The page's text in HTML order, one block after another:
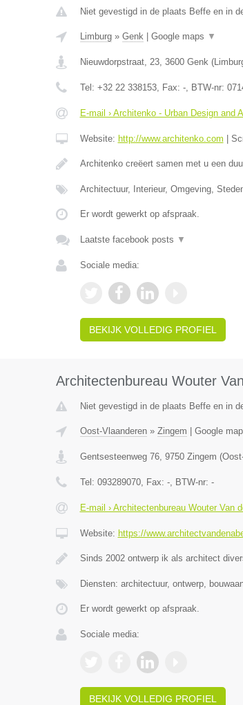
Niet gevestigd in de plaats Beffe en in
Limburg» Genk| Google maps ▼
Nieuwdorpstraat, 23, 3600 Genk(
Tel: +32 22 338153, Fax: -, BTW-nr:
E-mail › Architenko - Urban Design and
Website: http://www.architenko.com
Architenko creëert samen met u een
Architectuur, Interieur, Omgeving,
Er wordt gewerkt op afspraak.
Laatste facebook posts ▼
Sociale media:
BEKIJK VOLLEDIG PROFIEL
Architectenbureau Wouter
Niet gevestigd in de plaats Beffe en in
Oost-Vlaanderen» Zingem Google
Gentsesteenweg 76, 9750 Zingem (
Tel: 093289070, Fax: -, BTW-nr: -
E-mail › Architectenbureau Wouter Van
Website: https://
Sinds 2002 ontwerp ik als architect
Diensten: architectuur, ontwerp,
Er wordt gewerkt op afspraak.
Sociale media:
BEKIJK VOLLEDIG PROFIEL